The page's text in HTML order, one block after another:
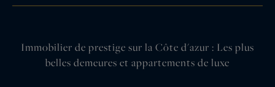
Immobilier de prestige sur la Côte d'azur : Les plus
belles demeures et appartements de luxe